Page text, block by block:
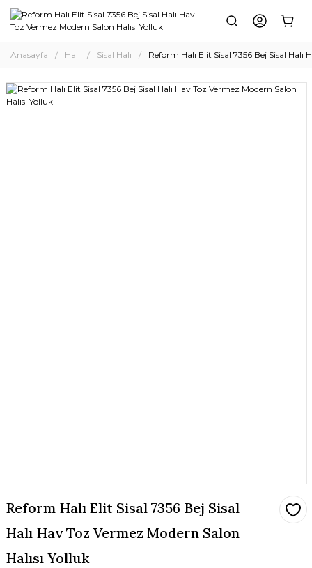
Anasayfa Halı Sisal Halı Reform Halı Elit Sisal 7356 Bej Sisal Halı
Reform Halı Elit Sisal 7356 Bej Sisal
Halı Hav Toz Vermez Modern Salon
Halısı Yolluk